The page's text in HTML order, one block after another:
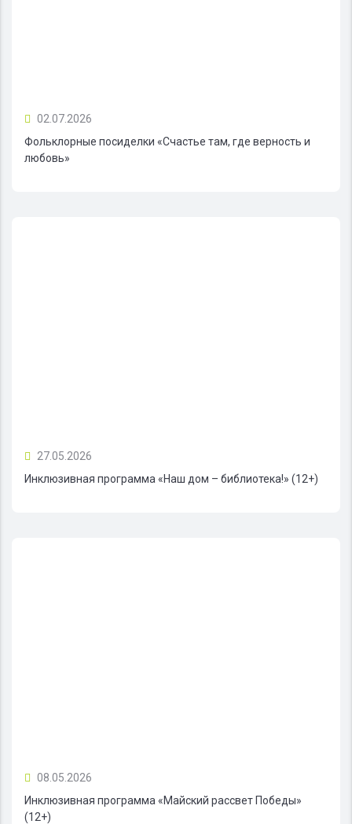
02.07.2026
Фольклорные посиделки «Счастье там, где верность и
любовь»
27.05.2026
Инклюзивная программа «Наш дом – библиотека!» (12+)
08.05.2026
Инклюзивная программа «Майский рассвет Победы»
(12+)